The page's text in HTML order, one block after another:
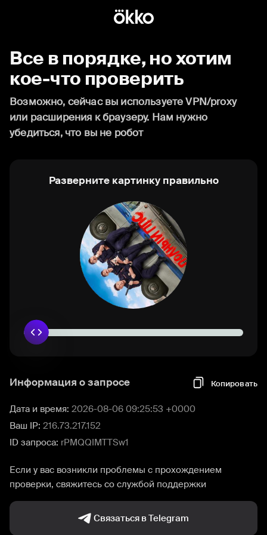
Все в порядке, но хотим
кое-что проверить
Возможно, сейчас вы используете VPN/proxy
или расширения к браузеру. Нам нужно
убедиться, что вы не робот
Разверните картинку правильно
Информация о запросе Копировать
Дата и время: 2026-08-06 09:25:53 +0000
Ваш IP: 216.73.217.152
ID запроса: rPMQQIMTTSw1
Если у вас возникли проблемы с прохождением
проверки, свяжитесь со службой поддержки
Связаться в Telegram